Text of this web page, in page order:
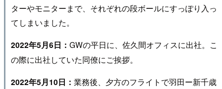
ターやモニターまで、それぞれの段ボールにすっぽり入っ
てしまいました。
2022年5月6日： GWの平日に、佐久間オフィスに出社。こ
の際に出社していた同僚にご挨拶。
2022年5月10日： 業務後、夕方のフライトで羽田ー新千歳